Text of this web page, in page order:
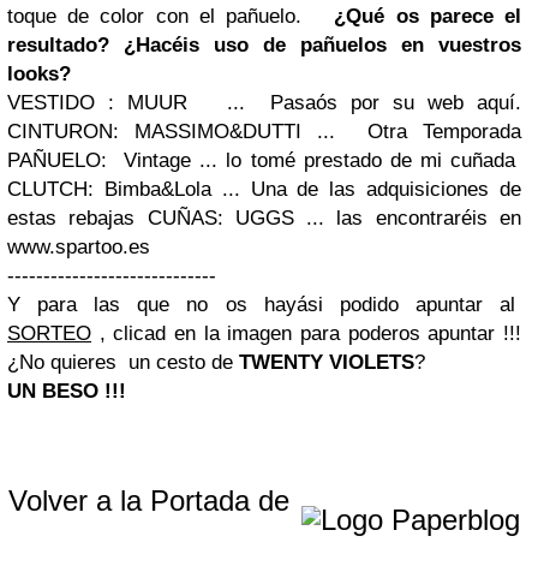
toque de color con el pañuelo.
¿Qué os parece el
resultado?
¿Hacéis uso de pañuelos en vuestros
looks?
VESTIDO : MUUR... Pasaós por su web aquí.
CINTURON: MASSIMO&DUTTI ... Otra Temporada
PAÑUELO: Vintage ... lo tomé prestado de mi cuñada
CLUTCH: Bimba&Lola... Una de las adquisiciones de
estas rebajas
CUÑAS: UGGS ... las encontraréis en
www.spartoo.es
-----------------------------
Y para las que no os hayási podido apuntar al
SORTEO , clicad en la imagen para poderos apuntar !!!
¿No quieres un cesto de TWENTY VIOLETS?
UN BESO !!!
Volver a la Portada de